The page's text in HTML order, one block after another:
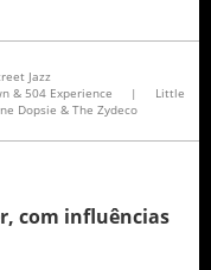
Jazz
& 504 Experience |
Little
Dopsie & The Zydeco
com influências